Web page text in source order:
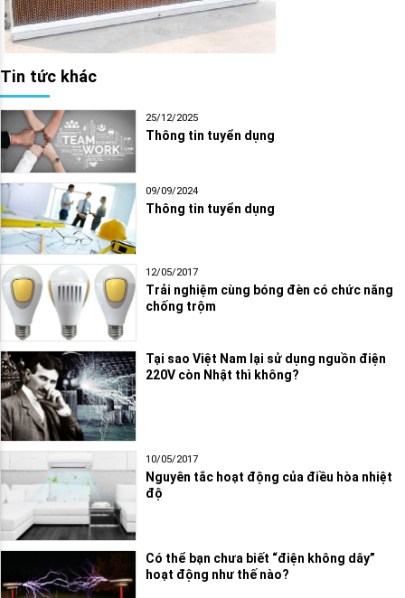
Tin tức khác
25/12/2025
Thông tin tuyển dụng
09/09/2024
Thông tin tuyển dụng
12/05/2017
Trải nghiệm cùng bóng đèn có chức năng
chống trộm
Tại sao Việt Nam lại sử dụng nguồn điện
220V còn Nhật thì không?
10/05/2017
Nguyên tắc hoạt động của điều hòa nhiệt
độ
Có thể bạn chưa biết “điện không dây”
hoạt động như thế nào?